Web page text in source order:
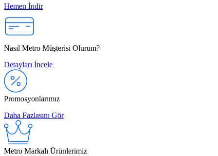
Hemen İndir
Nasıl Metro Müşterisi Olurum?
Detayları İncele
Promosyonlarımız
Daha Fazlasını Gör
Metro Markalı Ürünlerimiz